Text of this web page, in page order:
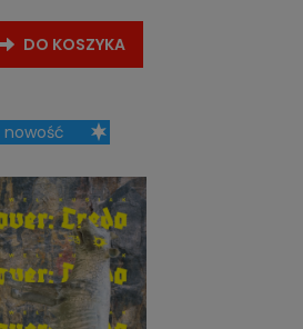
DO KOSZYKA
nowość